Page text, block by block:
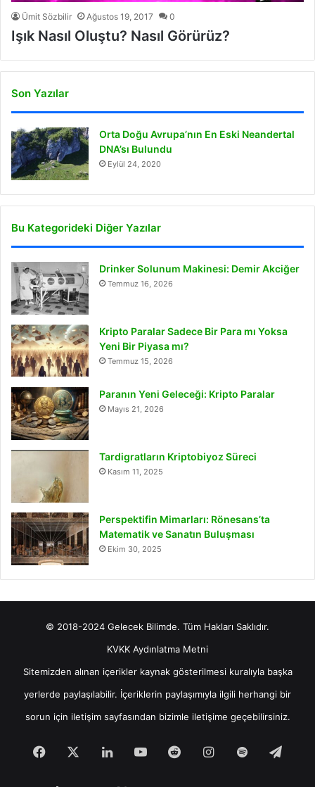
Ümit Sözbilir Ağustos 19, 2017 0
Işık Nasıl Oluştu? Nasıl Görürüz?
Son Yazılar
Orta Doğu Avrupa’nın En Eski Neandertal
DNA’sı Bulundu
Eylül 24, 2020
Bu Kategorideki Diğer Yazılar
Drinker Solunum Makinesi: Demir Akciğer
Temmuz 16, 2026
Kripto Paralar Sadece Bir Para mı Yoksa
Yeni Bir Piyasa mı?
Temmuz 15, 2026
Paranın Yeni Geleceği: Kripto Paralar
Mayıs 21, 2026
Tardigratların Kriptobiyoz Süreci
Kasım 11, 2025
Perspektifin Mimarları: Rönesans’ta
Matematik ve Sanatın Buluşması
Ekim 30, 2025
© 2018-2024 Gelecek Bilimde. Tüm Hakları Saklıdır.
KVKK Aydınlatma Metni
Sitemizden alınan içerikler kaynak gösterilmesi kuralıyla başka
yerlerde paylaşılabilir. İçeriklerin paylaşımıyla ilgili herhangi bir
sorun için iletişimsayfasından bizimle iletişime geçebilirsiniz.
Facebook LinkedInYouTubeRedditInstagram
Spotify